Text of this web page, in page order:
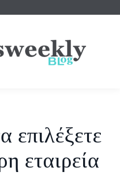
επιλέξετε
εταιρεία